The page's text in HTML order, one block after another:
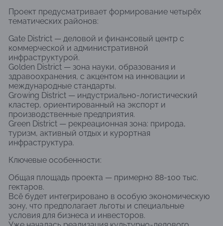
Проект предусматривает формирование четырёх
тематических районов:
Gate District — деловой и финансовый центр с
коммерческой и административной
инфраструктурой.
Golden District — зона науки, образования и
здравоохранения, с акцентом на инновации и
международные стандарты.
Growing District — индустриально-логистический
кластер, ориентированный на экспорт и
производственные предприятия.
Green District — рекреационная зона: природа,
туризм, активный отдых и курортная
инфраструктура.
Ключевые особенности:
Общая площадь проекта — примерно 88-100 тыс.
гектаров.
Всё будет интегрировано в особую экономическую
зону, что предполагает льготы и специальные
условия для бизнеса и инвесторов.